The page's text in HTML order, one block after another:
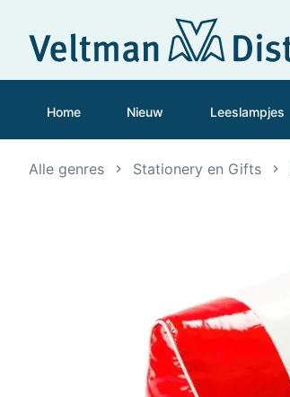
Home Nieuw Leeslampjes
Alle genres Stationery en Gifts